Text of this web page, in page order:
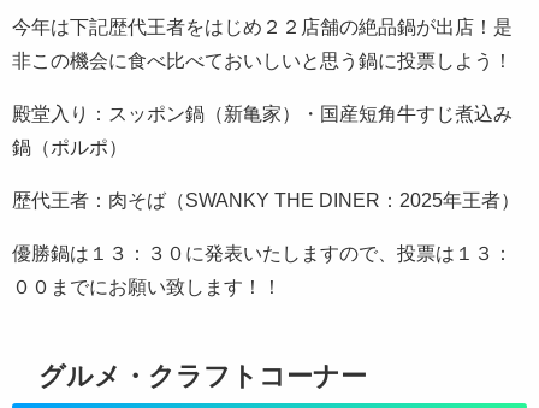
今年は下記歴代王者をはじめ２２ 店舗の絶品鍋が出店！是
非この機会に食べ比べておいしいと思う鍋に投票しよう！
殿堂入り：スッポン鍋（新亀家）・国産短角牛すじ煮込み
鍋（ポルポ）
歴代王者：肉そば（SWANKY THE DINER：2025年王者）
優勝鍋は１３：３０に発表いたしますので、投票は１３：
００までにお願い致します！！
グルメ・クラフトコーナー